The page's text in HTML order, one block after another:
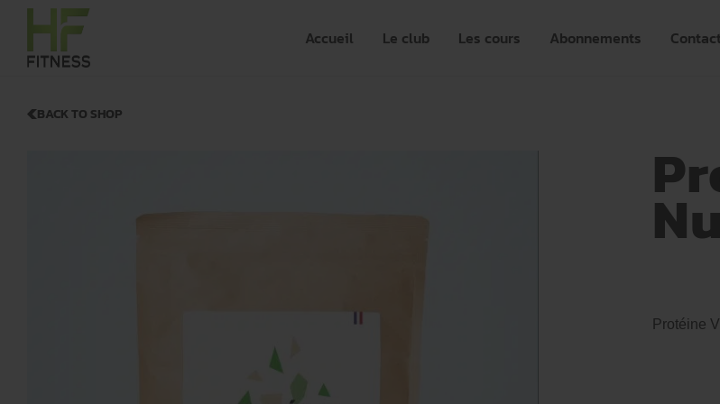
Accueil Le club Les cours Abonnements Contact
BACK TO SHOP
Protéine